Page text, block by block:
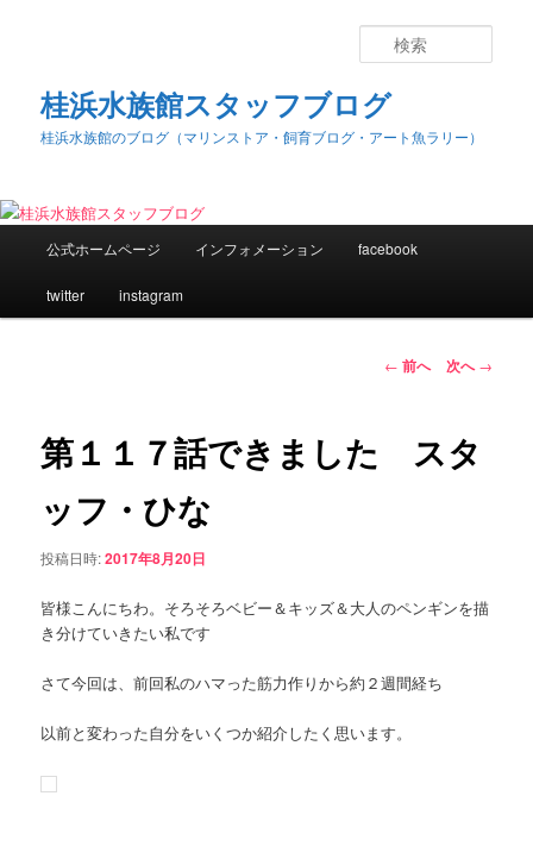
桂浜水族館スタッフブログ
桂浜水族館のブログ（マリンストア・飼育ブログ・アート魚ラリー）
索
メ
メ
イ
ン
テ
ン
ツ
公式ホームページ インフォメーション facebook
twitter instagram
投
← 前へ 次へ→
第１１７話できました スタ
ッフ・ひな
投稿日時:2017年8月20日
皆様こんにちわ。そろそろベビー＆キッズ＆大人のペンギンを描
き分けていきたい私です
さて今回は、前回私のハマった筋力作りから約２週間経ち
以前と変わった自分をいくつか紹介したく思います。